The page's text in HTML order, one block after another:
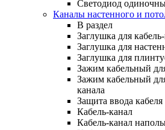
Светодиод
Каналы настенного и
В раздел
Заглушка для
Заглушка для
Заглушка для
Зажим кабельный
Зажим кабельный
канала
Защита ввода кабеля
Кабель-канал
Кабель-канал